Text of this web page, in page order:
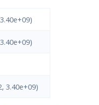
3.40e+09)